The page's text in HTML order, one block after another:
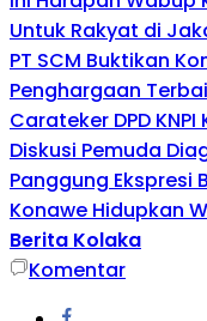
Untuk Rakyat di
PT SCM Buktikan
Penghargaan
Carateker DPD
Diskusi Pemuda
Panggung Ekspresi
Konawe Hidupkan
Berita Kolaka
Komentar